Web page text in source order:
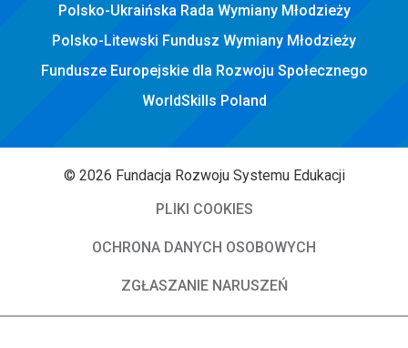
Polsko-Ukraińska Rada Wymiany Młodzieży
Polsko-Litewski Fundusz Wymiany Młodzieży
Fundusze Europejskie dla Rozwoju Społecznego
WorldSkills Poland
© 2026 Fundacja Rozwoju Systemu Edukacji
PLIKI COOKIES
OCHRONA DANYCH OSOBOWYCH
ZGŁASZANIE NARUSZEŃ